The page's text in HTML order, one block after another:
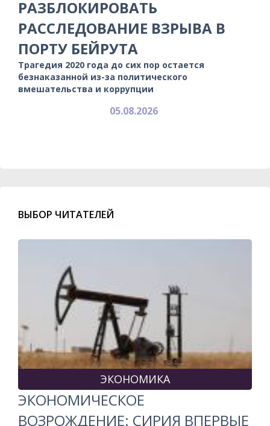
РАЗБЛОКИРОВАТЬ
РАССЛЕДОВАНИЕ ВЗРЫВА В
ПОРТУ БЕЙРУТА
Трагедия 2020 года до сих пор остается
безнаказанной из-за политического
вмешательства и коррупции
05.08.2026
ВЫБОР ЧИТАТЕЛЕЙ
ЭКОНОМИКА
ЭКОНОМИЧЕСКОЕ
ВОЗРОЖДЕНИЕ: СИРИЯ ВПЕРВЫЕ